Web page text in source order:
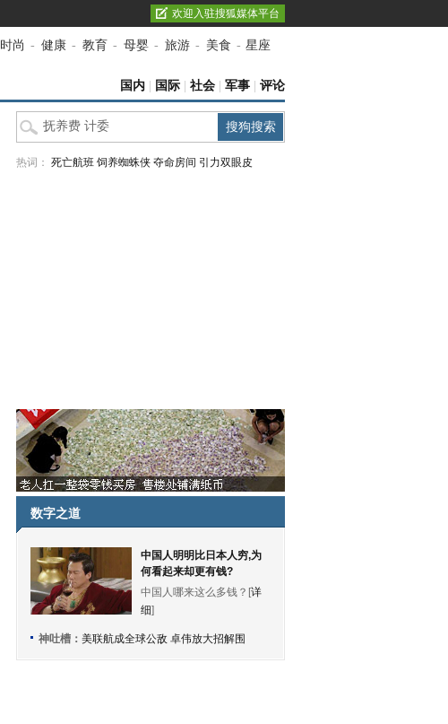
欢迎入驻搜狐媒体平台
时尚 - 健康 - 教育 - 母婴 - 旅游 - 美食 - 星座
国内 国际 社会 军事 评论
热词： 死亡航班 饲养蜘蛛侠 夺命房间 引力双眼皮
数字之道
中国人明明比日本人穷,为
何看起来却更有钱?
中国人哪来这么多钱？[详
细]
神吐槽： 美联航成全球公敌 卓伟放大招解围